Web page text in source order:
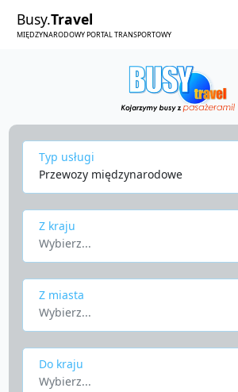
Busy.Travel
MIĘDZYNARODOWY PORTAL TRANSPORTOWY
Typ usługi
Przewozy międzynarodowe
Z kraju
Wybierz...
Z miasta
Wybierz...
Do kraju
Wybierz...